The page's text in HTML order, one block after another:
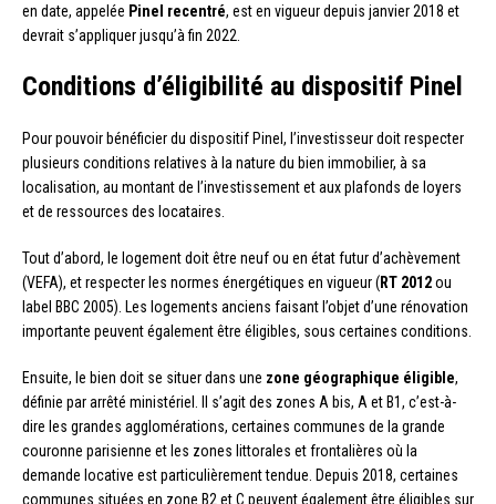
en date, appelée Pinel recentré, est en vigueur depuis janvier 2018 et
devrait s’appliquer jusqu’à fin 2022.
Conditions d’éligibilité au dispositif Pinel
Pour pouvoir bénéficier du dispositif Pinel, l’investisseur doit respecter
plusieurs conditions relatives à la nature du bien immobilier, à sa
localisation, au montant de l’investissement et aux plafonds de loyers
et de ressources des locataires.
Tout d’abord, le logement doit être neuf ou en état futur d’achèvement
(VEFA), et respecter les normes énergétiques en vigueur (RT 2012ou
label BBC 2005). Les logements anciens faisant l’objet d’une rénovation
importante peuvent également être éligibles, sous certaines conditions.
Ensuite, le bien doit se situer dans une zone géographique éligible,
définie par arrêté ministériel. Il s’agit des zones A bis, A et B1, c’est-à-
dire les grandes agglomérations, certaines communes de la grande
couronne parisienne et les zones littorales et frontalières où la
demande locative est particulièrement tendue. Depuis 2018, certaines
communes situées en zone B2 et C peuvent également être éligibles sur